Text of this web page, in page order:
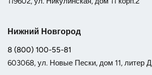
Нижний Новгород
8 (800) 100-55-81
603068, ул. Новые Пески, дом 11, литер Д